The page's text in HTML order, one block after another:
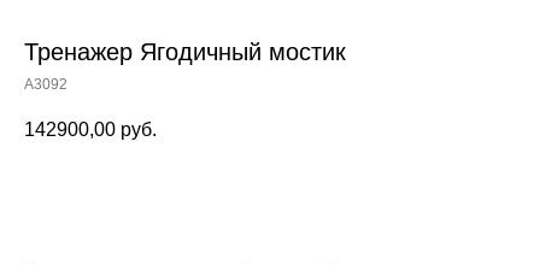
Тренажер Ягодичный мостик
A3092
142900,00 руб.